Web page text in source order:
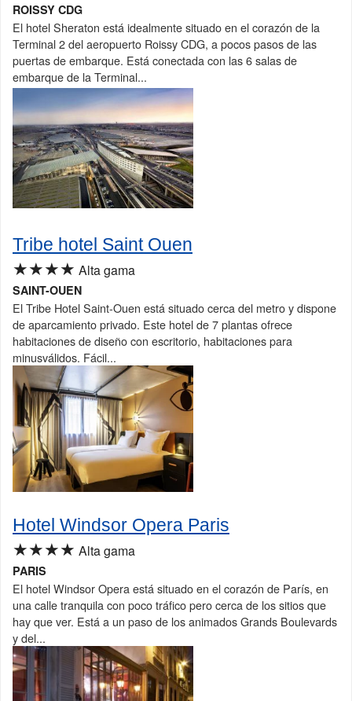
ROISSY CDG
El hotel Sheraton está idealmente situado en el corazón de la
Terminal 2 del aeropuerto Roissy CDG, a pocos pasos de las
puertas de embarque. Está conectada con las 6 salas de
embarque de la Terminal...
Tribe hotel Saint Ouen
★★★★ Alta gama
SAINT-OUEN
El Tribe Hotel Saint-Ouen está situado cerca del metro y dispone
de aparcamiento privado. Este hotel de 7 plantas ofrece
habitaciones de diseño con escritorio, habitaciones para
minusválidos. Fácil...
Hotel Windsor Opera Paris
★★★★ Alta gama
PARIS
El hotel Windsor Opera está situado en el corazón de París, en
una calle tranquila con poco tráfico pero cerca de los sitios que
hay que ver. Está a un paso de los animados Grands Boulevards
y del...